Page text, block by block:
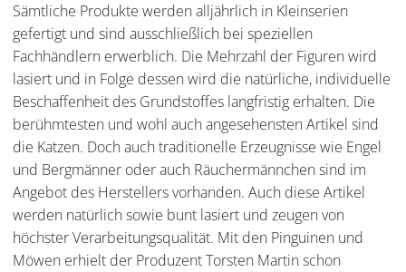
Sämtliche Produkte werden alljährlich in Kleinserien
gefertigt und sind ausschließlich bei speziellen
Fachhändlern erwerblich. Die Mehrzahl der Figuren wird
lasiert und in Folge dessen wird die natürliche, individuelle
Beschaffenheit des Grundstoffes langfristig erhalten. Die
berühmtesten und wohl auch angesehensten Artikel sind
die Katzen. Doch auch traditionelle Erzeugnisse wie Engel
und Bergmänner oder auch Räuchermännchen sind im
Angebot des Herstellers vorhanden. Auch diese Artikel
werden natürlich sowie bunt lasiert und zeugen von
höchster Verarbeitungsqualität. Mit den Pinguinen und
Möwen erhielt der Produzent Torsten Martin schon